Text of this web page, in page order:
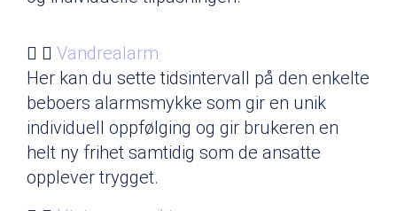
Vandrealarm
Her kan du sette tidsintervall på den enkelte
beboers alarmsmykke som gir en unik
individuell oppfølging og gir brukeren en
helt ny frihet samtidig som de ansatte
opplever trygget.